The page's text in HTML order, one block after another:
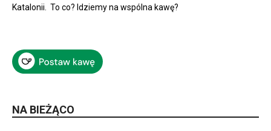
Katalonii. To co? Idziemy na wspólna kawę?
NA BIEŻĄCO